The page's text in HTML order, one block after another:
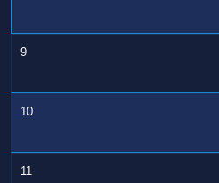
9
10
11